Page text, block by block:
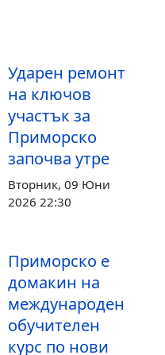
Ударен ремонт
на ключов
участък за
Приморско
започва утре
Вторник, 09 Юни
2026 22:30
Приморско е
домакин на
международен
обучителен
курс по нови